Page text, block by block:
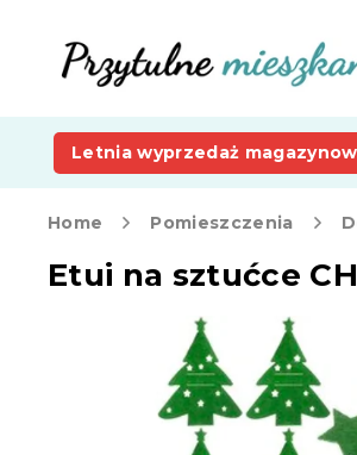
Letnia wyprzedaż
Home Pomieszczenia
Etui na sztućce